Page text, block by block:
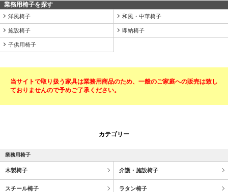
業務用椅子を探す
洋風椅子 和風・中華椅子
施設椅子 即納椅子
子供用椅子
当サイトで取り扱う家具は業務用商品のため、一般のご家庭への販売は致し
ておりませんので予めご了承ください。
カテゴリー
業務用椅子
木製椅子 介護・施設椅子
スチール椅子 ラタン椅子